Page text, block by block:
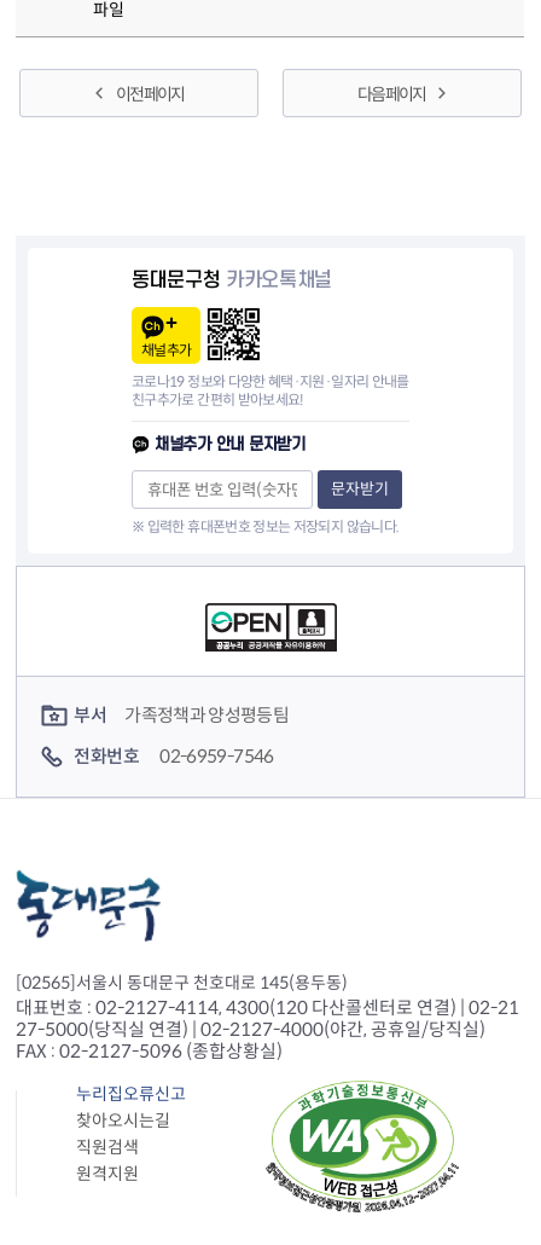
파일
이전 페이지 다음 페이지
동대문구청 카카오톡채널
채널추가
코로나19 정보와 다양한 혜택·지원·일자리 안내를
친구추가로 간편히 받아보세요!
채널추가 안내 문자받기
문자받기
※ 입력한 휴대폰번호 정보는 저장되지 않습니다.
부서
가족정책과 양성평등팀
전화번호
02-6959-7546
[02565]서울시 동대문구 천호대로 145(용두동)
대표번호 : 02-2127-4114, 4300(120 다산콜센터로 연결) | 02-21
27-5000(당직실 연결) | 02-2127-4000(야간, 공휴일/당직실)
FAX : 02-2127-5096 (종합상황실)
누리집오류신고
찾아오시는길
직원검색
원격지원